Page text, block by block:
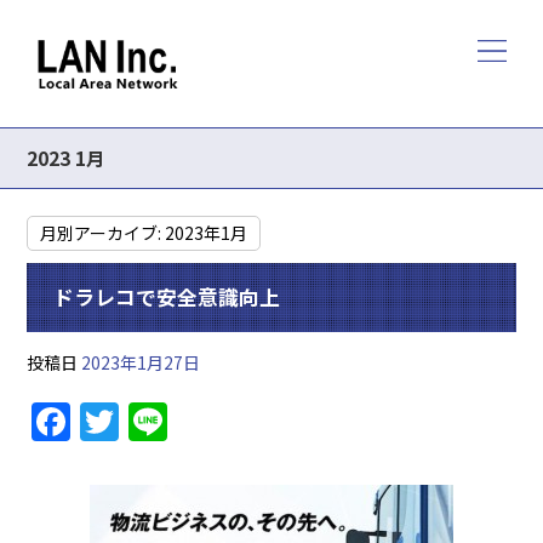
2023 1月
月別アーカイブ: 2023年1月
ドラレコで安全意識向上
投稿日 2023年1月27日
F
a
T
w
itte